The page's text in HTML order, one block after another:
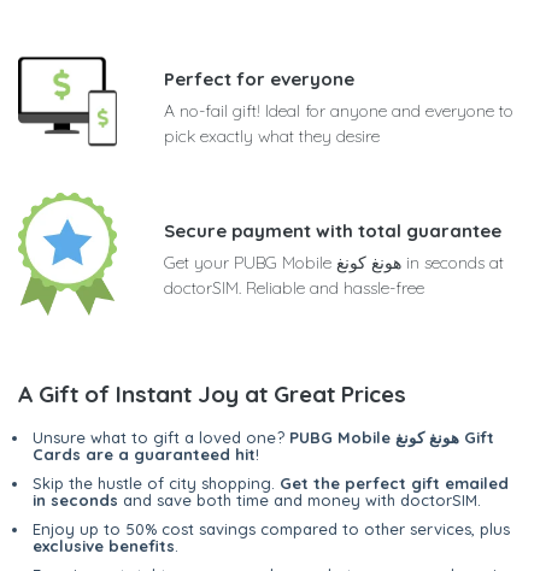
Perfect for everyone
A no-fail gift! Ideal for anyone and everyone to
pick exactly what they desire
Secure payment with total guarantee
Get your PUBG Mobile هونغ كونغ in seconds at
doctorSIM. Reliable and hassle-free
A Gift of Instant Joy at Great Prices
Unsure what to gift a loved one? PUBG Mobile هونغ كونغ Gift
Cards are a guaranteed hit!
Skip the hustle of city shopping. Get the perfect gift emailed
in seconds and save both time and money with doctorSIM.
Enjoy up to 50% cost savings compared to other services, plus
exclusive benefits